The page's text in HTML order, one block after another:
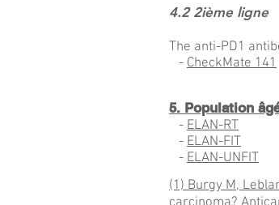
4.2 2ième ligne
The anti-PD1
- CheckMate 141
5. Population
- ELAN-RT
- ELAN-FIT
- ELAN-UNFIT
(1) Burgy M,